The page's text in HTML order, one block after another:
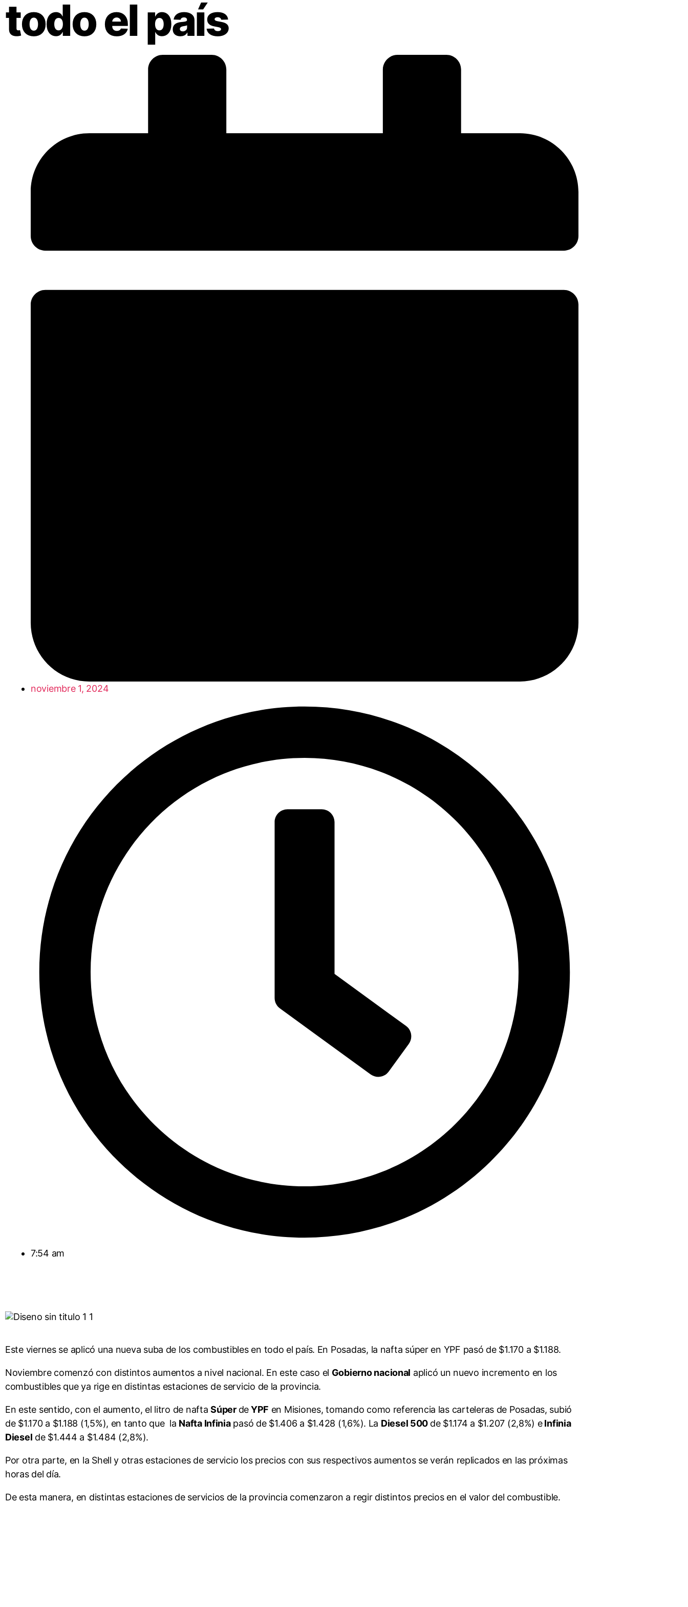
todo el país
noviembre 1, 2024
7:54 am
Este viernes se aplicó una nueva suba de los combustibles en todo el país. En Posadas, la nafta súper en YPF pasó de $1.170 a $1.188.
Noviembre comenzó con distintos aumentos a nivel nacional. En este caso el Gobierno nacional aplicó un nuevo incremento en los
combustibles que ya rige en distintas estaciones de servicio de la provincia.
En este sentido, con el aumento, el litro de naftaSúper deYPF en Misiones, tomando como referencia las carteleras de Posadas, subió
de $1.170 a $1.188 (1,5%), en tanto que la Nafta Infiniapasó de $1.406 a $1.428 (1,6%). La Diesel 500 de $1.174 a $1.207 (2,8%) eInfinia
Diesel de $1.444 a $1.484 (2,8%).
Por otra parte, en la Shell y otras estaciones de servicio los precios con sus respectivos aumentos se verán replicados en las próximas
horas del día.
De esta manera, en distintas estaciones de servicios de la provincia comenzaron a regir distintos precios en el valor del combustible.